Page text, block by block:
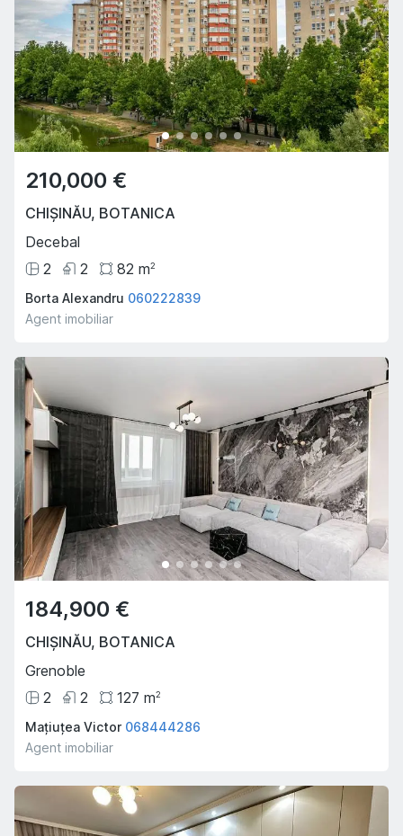
210,000 €
CHIȘINĂU, BOTANICA
Decebal
2
2 82 m2
Borta Alexandru 060222839
Agent imobiliar
184,900 €
CHIȘINĂU, BOTANICA
Grenoble
2
2 127 m2
Mațiuțea Victor 068444286
Agent imobiliar